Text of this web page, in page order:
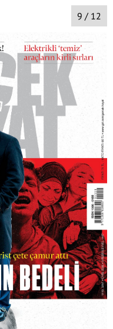
9 / 12